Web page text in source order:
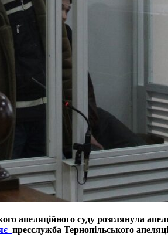
апеляційного суду розглянула
пресслужба Тернопільського